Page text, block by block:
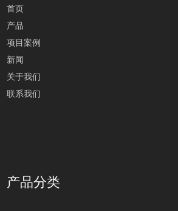
首页
产品
项目案例
新闻
关于我们
联系我们
产品分类